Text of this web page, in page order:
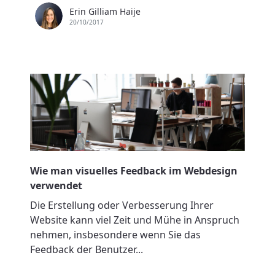
Erin Gilliam Haije
20/10/2017
Wie man visuelles Feedback im Webdesign
verwendet
Die Erstellung oder Verbesserung Ihrer
Website kann viel Zeit und Mühe in Anspruch
nehmen, insbesondere wenn Sie das
Feedback der Benutzer...